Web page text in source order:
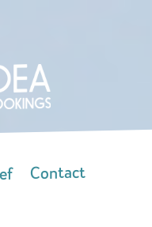
Contact